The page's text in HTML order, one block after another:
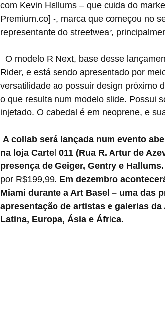
com Kevin Hallums – que cuida do
Premium.co] -, marca que começou no
representante do streetwear,
Rider, e está sendo apresentado por
versatilidade ao possuir design próximo
o que resulta num modelo slide. Possui
injetado. O cabedal é em neoprene, e
A collab será lançada num evento
na loja Cartel 011 (Rua R. Artur de
presença de Geiger, Gentry e Hallums.
por R$199,99. Em dezembro
Miami durante a Art Basel – uma das
apresentação de artistas e galerias
Latina, Europa, Ásia e África.